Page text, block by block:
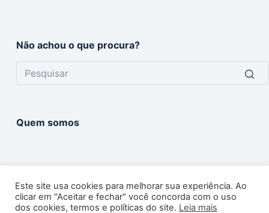
Não achou o que procura?
Quem somos
Este site usa cookies para melhorar sua experiência. Ao
clicar em "Aceitar e fechar" você concorda com o uso
dos cookies, termos e políticas do site. Leia mais